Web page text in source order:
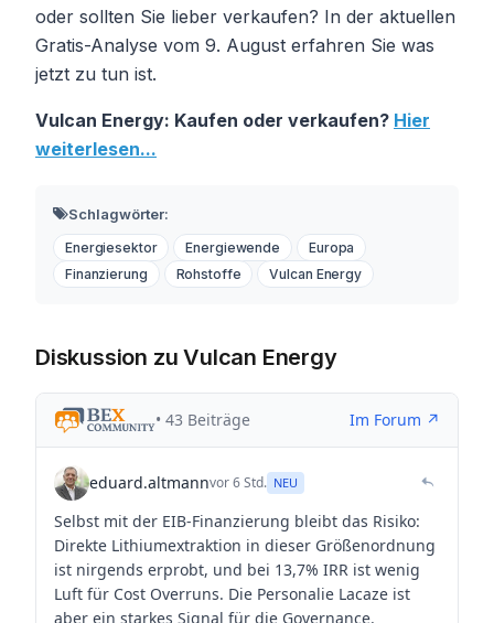
oder sollten Sie lieber verkaufen? In der aktuellen
Gratis-Analyse vom 9. August erfahren Sie was
jetzt zu tun ist.
Vulcan Energy: Kaufen oder verkaufen? Hier
weiterlesen...
Schlagwörter:
Energiesektor Energiewende
Europa
Finanzierung
Rohstoffe Vulcan Energy
Diskussion zu Vulcan Energy